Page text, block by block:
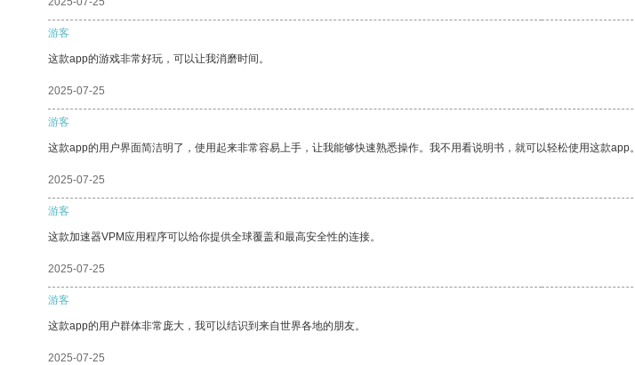
游客
这款app的游戏非常好玩，可以让我消磨时间。
2025-07-25
游客
这款app的用户界面简洁明了，使用起来非常容易上手，让我能够快速熟悉操作。我不用看说明书，就可以轻松使用这款app。
2025-07-25
游客
这款加速器VPM应用程序可以给你提供全球覆盖和最高安全性的连接。
2025-07-25
游客
这款app的用户群体非常庞大，我可以结识到来自世界各地的朋友。
2025-07-25